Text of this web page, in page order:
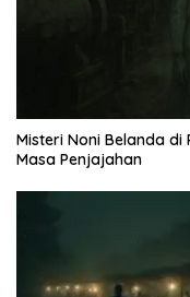
Misteri Noni Belanda
Masa Penjajahan